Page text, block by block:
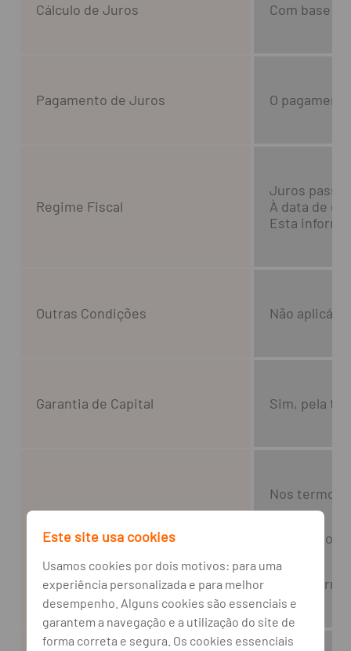
Cálculo de Juros Com base
Pagamento de Juros O
Regime Fiscal
Juros
À data de
Esta
Outras Condições Não
Garantia de Capital Sim, pela
Fundo de Garantia de Depósitos
Nos termos
No cálculo
Para
Este site usa cookies
Usamos cookies por dois motivos: para uma
experiência personalizada e para melhor
desempenho. Alguns cookies são essenciais e
garantem a navegação e a utilização do site de
forma correta e segura. Os cookies essenciais